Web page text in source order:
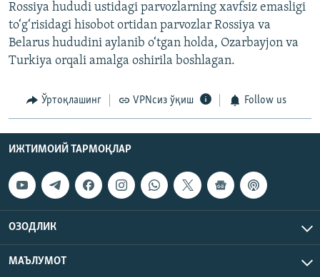
Rossiya hududi ustidagi parvozlarning xavfsiz emasligi
to‘g‘risidagi hisobot ortidan parvozlar Rossiya va
Belarus hududini aylanib o‘tgan holda, Ozarbayjon va
Turkiya orqali amalga oshirila boshlagan.
Ўртоқлашинг VPNсиз ўқиш Follow us
ИЖТИМОИЙ ТАРМОҚЛАР
ОЗОДЛИК
МАЪЛУМОТ